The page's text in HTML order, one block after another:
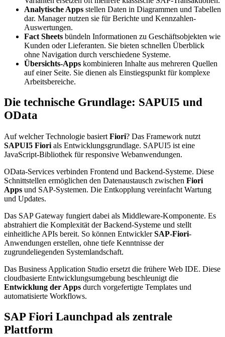
Analytische Apps stellen Daten in Diagrammen und Tabellen
dar. Manager nutzen sie für Berichte und Kennzahlen-
Auswertungen.
Fact Sheets bündeln Informationen zu Geschäftsobjekten wie
Kunden oder Lieferanten. Sie bieten schnellen Überblick
ohne Navigation durch verschiedene Systeme.
Übersichts-Apps kombinieren Inhalte aus mehreren Quellen
auf einer Seite. Sie dienen als Einstiegspunkt für komplexe
Arbeitsbereiche.
Die technische Grundlage: SAPUI5 und
OData
Auf welcher Technologie basiert Fiori? Das Framework nutzt
SAPUI5 Fiori als Entwicklungsgrundlage. SAPUI5 ist eine
JavaScript-Bibliothek für responsive Webanwendungen.
OData-Services verbinden Frontend und Backend-Systeme. Diese
Schnittstellen ermöglichen den Datenaustausch zwischen Fiori
Apps und SAP-Systemen. Die Entkopplung vereinfacht Wartung
und Updates.
Das SAP Gateway fungiert dabei als Middleware-Komponente. Es
abstrahiert die Komplexität der Backend-Systeme und stellt
einheitliche APIs bereit. So können EntwicklerSAP-Fiori-
Anwendungen erstellen, ohne tiefe Kenntnisse der
zugrundeliegenden Systemlandschaft.
Das Business Application Studio ersetzt die frühere Web IDE. Diese
cloudbasierte Entwicklungsumgebung beschleunigt die
Entwicklung der Apps durch vorgefertigte Templates und
automatisierte Workflows.
SAP Fiori Launchpad als zentrale
Plattform